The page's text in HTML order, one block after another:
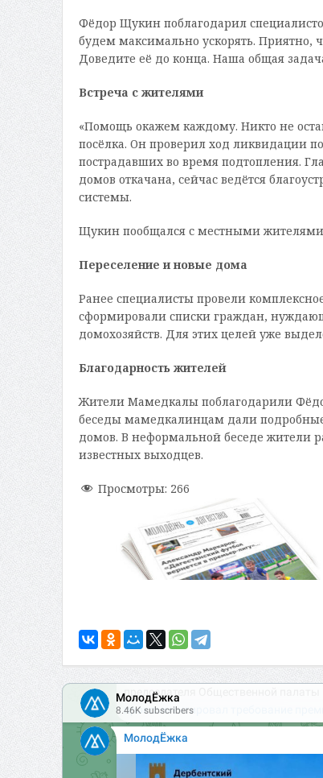
Фёдор Щукин поблагодарил
будем максимально ускорять. Приятно,
Доведите её до конца. Наша общая
Встреча с жителями
«Помощь окажем каждому. Никто не
посёлка. Он проверил ход ликвидации
пострадавших во время подтопления.
домов откачана, сейчас ведётся
системы.
Щукин пообщался с местными жителями
Переселение и новые дома
Ранее специалисты провели
сформировали списки граждан,
домохозяйств. Для этих целей уже
Благодарность жителей
Жители Мамедкалы поблагодарили
беседы мамедкалинцам дали
домов. В неформальной беседе жители
известных выходцев.
Просмотры: 266